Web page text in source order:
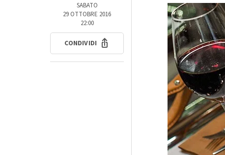
SABATO
29 OTTOBRE 2016
22:00
CONDIVIDI